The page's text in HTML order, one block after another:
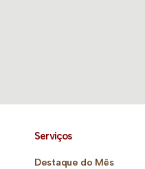
Serviços
Destaque do Mês